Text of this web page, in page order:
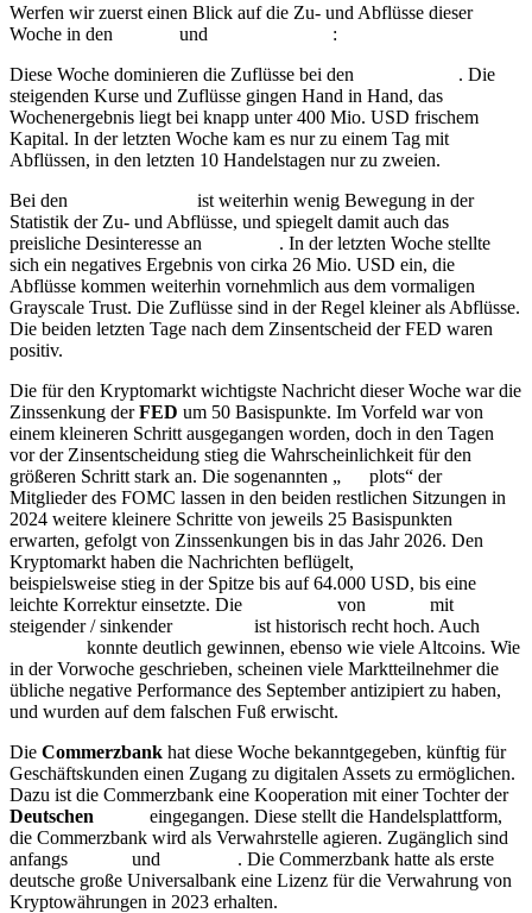
Werfen wir zuerst einen Blick auf die Zu- und Abflüsse dieser
Woche in den
und
:
Diese Woche dominieren die Zuflüsse bei den
. Die
steigenden Kurse und Zuflüsse gingen Hand in Hand, das
Wochenergebnis liegt bei knapp unter 400 Mio. USD frischem
Kapital. In der letzten Woche kam es nur zu einem Tag mit
Abflüssen, in den letzten 10 Handelstagen nur zu zweien.
Bei den
ist weiterhin wenig Bewegung in der
Statistik der Zu- und Abflüsse, und spiegelt damit auch das
preisliche Desinteresse an
. In der letzten Woche stellte
sich ein negatives Ergebnis von cirka 26 Mio. USD ein, die
Abflüsse kommen weiterhin vornehmlich aus dem vormaligen
Grayscale Trust. Die Zuflüsse sind in der Regel kleiner als Abflüsse.
Die beiden letzten Tage nach dem Zinsentscheid der FED waren
positiv.
Die für den Kryptomarkt wichtigste Nachricht dieser Woche war die
Zinssenkung derFED um 50 Basispunkte. Im Vorfeld war von
einem kleineren Schritt ausgegangen worden, doch in den Tagen
vor der Zinsentscheidung stieg die Wahrscheinlichkeit für den
größeren Schritt stark an. Die sogenannten „
plots“ der
Mitglieder des FOMC lassen in den beiden restlichen Sitzungen in
2024 weitere kleinere Schritte von jeweils 25 Basispunkten
erwarten, gefolgt von Zinssenkungen bis in das Jahr 2026. Den
Kryptomarkt haben die Nachrichten beflügelt,
beispielsweise stieg in der Spitze bis auf 64.000 USD, bis eine
leichte Korrektur einsetzte. Die
von
mit
steigender / sinkender
ist historisch recht hoch. Auch
konnte deutlich gewinnen, ebenso wie viele Altcoins. Wie
in der Vorwoche geschrieben, scheinen viele Marktteilnehmer die
übliche negative Performance des September antizipiert zu haben,
und wurden auf dem falschen Fuß erwischt.
Die Commerzbank hat diese Woche bekanntgegeben, künftig für
Geschäftskunden einen Zugang zu digitalen Assets zu ermöglichen.
Dazu ist die Commerzbank eine Kooperation mit einer Tochter der
Deutschen
eingegangen. Diese stellt die Handelsplattform,
die Commerzbank wird als Verwahrstelle agieren. Zugänglich sind
anfangs
und
. Die Commerzbank hatte als erste
deutsche große Universalbank eine Lizenz für die Verwahrung von
Kryptowährungen in 2023 erhalten.